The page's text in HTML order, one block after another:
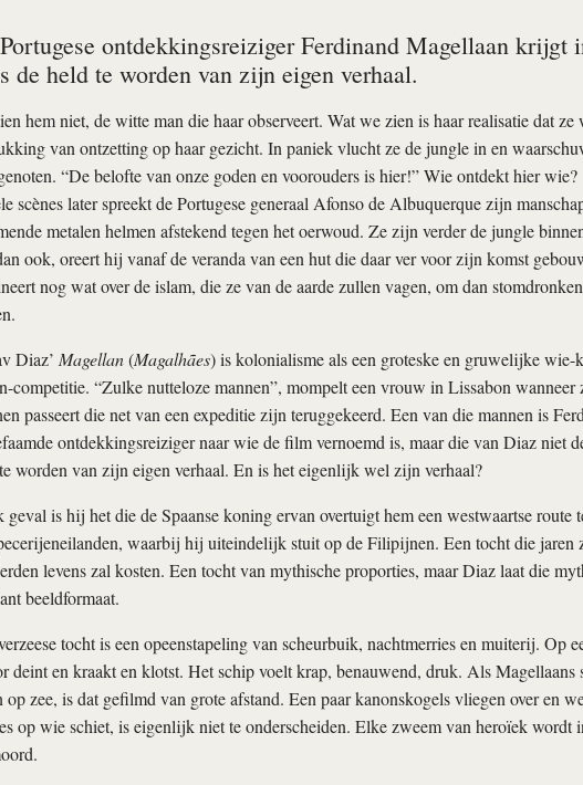
ontdekkingsreiziger Ferdinand Magellaan krijgt
de held te worden van zijn eigen verhaal.
hem niet, de witte man die haar observeert. Wat we zien is haar realisatie dat ze
van ontzetting op haar gezicht. In paniek vlucht ze de jungle in en
“De belofte van onze goden en voorouders is hier!” Wie ontdekt hier wie?
scènes later spreekt de Portugese generaal Afonso de Albuquerque zijn
metalen helmen afstekend tegen het oerwoud. Ze zijn verder de jungle
ook, oreert hij vanaf de veranda van een hut die daar ver voor zijn komst
nog wat over de islam, die ze van de aarde zullen vagen, om dan
Diaz’ Magellan(Magalhães) is kolonialisme als een groteske en gruwelijke wie-
competitie. “Zulke nutteloze mannen”, mompelt een vrouw in Lissabon wanneer
passeert die net van een expeditie zijn teruggekeerd. Een van die mannen is
ontdekkingsreiziger naar wie de film vernoemd is, maar die van Diaz niet
worden van zijn eigen verhaal. En is het eigenlijk wel zijn verhaal?
geval is hij het die de Spaanse koning ervan overtuigt hem een westwaartse route
waarbij hij uiteindelijk stuit op de Filipijnen. Een tocht die jaren
levens zal kosten. Een tocht van mythische proporties, maar Diaz laat die
beeldformaat.
tocht is een opeenstapeling van scheurbuik, nachtmerries en muiterij. Op
deint en kraakt en klotst. Het schip voelt krap, benauwend, druk. Als Magellaans
op zee, is dat gefilmd van grote afstand. Een paar kanonskogels vliegen over en
op wie schiet, is eigenlijk niet te onderscheiden. Elke zweem van heroïek wordt